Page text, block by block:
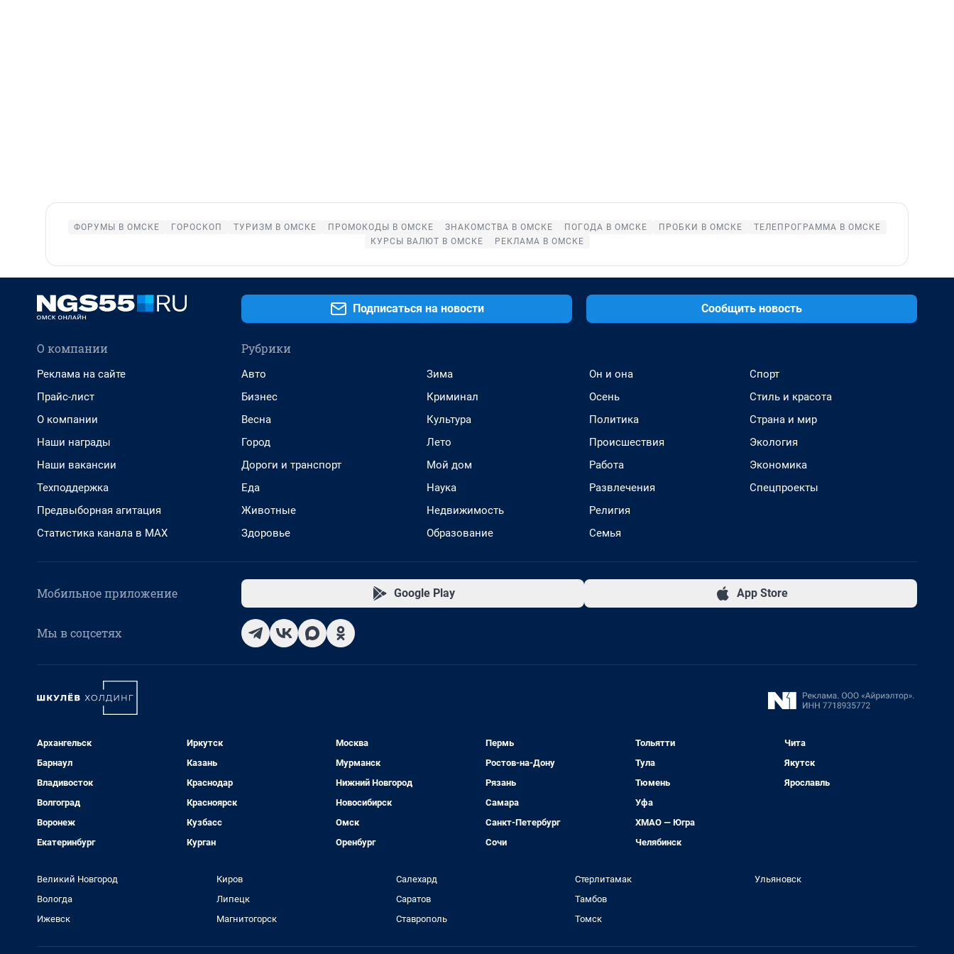
ФОРУМЫ В ОМСКЕ ГОРОСКОП ТУРИЗМ В ОМСКЕ ПРОМОКОДЫ В ОМСКЕ ЗНАКОМСТВА В ОМСКЕ ПОГОДА В ОМСКЕ ПРОБКИ В ОМСКЕ
ТЕЛЕПРОГРАММА В ОМСКЕ
КУРСЫ ВАЛЮТ В ОМСКЕ
РЕКЛАМА В ОМСКЕ
Подписаться на новости Сообщить новость
О компании
Реклама на сайте
Прайс-лист
О компании
Наши награды
Наши вакансии
Техподдержка
Предвыборная агитация
Статистика канала в MAX
Рубрики
Авто
Бизнес
Весна
Город
Дороги и транспорт
Еда
Животные
Здоровье
Зима
Криминал
Культура
Лето
Мой дом
Наука
Недвижимость
Образование
Он и она
Осень
Политика
Происшествия
Работа
Развлечения
Религия
Семья
Спорт
Стиль и красота
Страна и мир
Экология
Экономика
Спецпроекты
Мобильное приложение Google Play App Store
Мы в соцсетях
Архангельск
Барнаул
Владивосток
Волгоград
Воронеж
Екатеринбург
Иркутск
Казань
Краснодар
Красноярск
Кузбасс
Курган
Москва
Мурманск
Нижний Новгород
Новосибирск
Омск
Оренбург
Пермь
Ростов-на-Дону
Рязань
Самара
Санкт-Петербург
Сочи
Тольятти
Тула
Тюмень
Уфа
ХМАО — Югра
Челябинск
Чита
Якутск
Ярославль
Великий Новгород
Вологда
Ижевск
Киров
Липецк
Магнитогорск
Салехард
Саратов
Ставрополь
Стерлитамак
Тамбов
Томск
Ульяновск